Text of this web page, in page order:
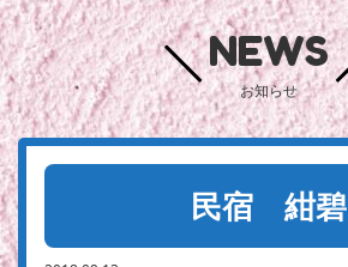
NEWS
お知らせ
民宿 紺碧